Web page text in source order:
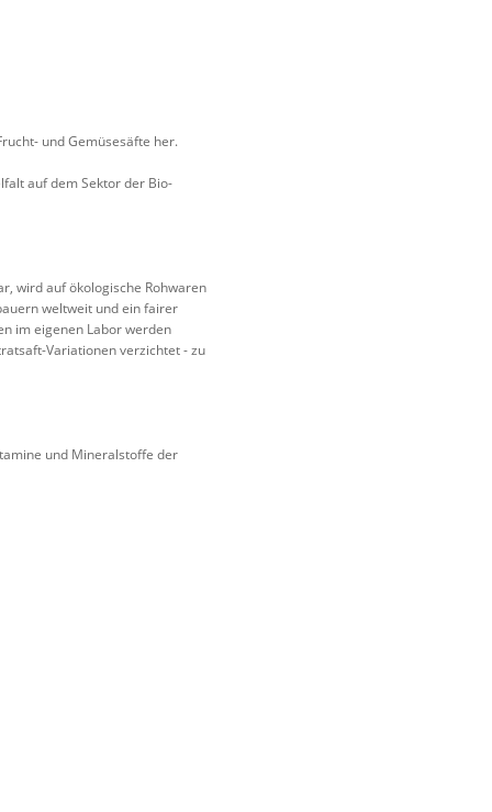
und Gemüsesäfte her.
auf dem Sektor der Bio-
wird auf ökologische Rohwaren
weltweit und ein fairer
im eigenen Labor werden
Variationen verzichtet - zu
und Mineralstoffe der